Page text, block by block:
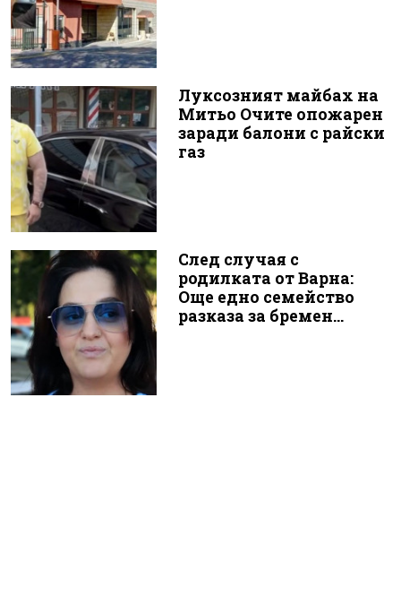
Луксозният майбах на
Митьо Очите опожарен
заради балони с райски
газ
След случая с
родилката от Варна:
Още едно семейство
разказа за бремен...